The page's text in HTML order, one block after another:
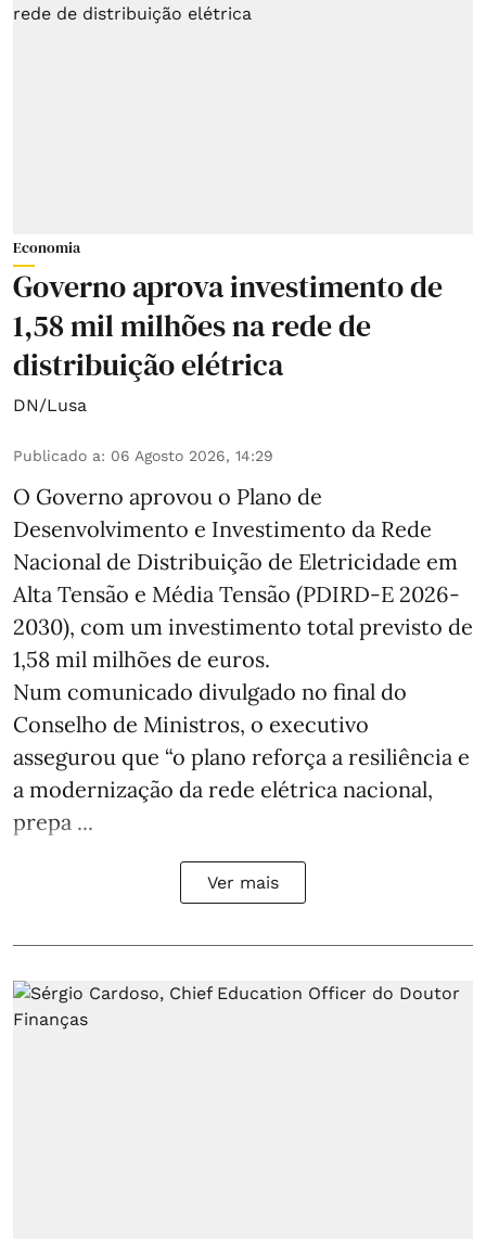
Economia
Governo aprova investimento de
1,58 mil milhões na rede de
distribuição elétrica
DN/Lusa
Publicado a: 06 Agosto 2026, 14:29
O Governo aprovou o Plano de
Desenvolvimento e Investimento da Rede
Nacional de Distribuição de Eletricidade em
Alta Tensão e Média Tensão (PDIRD-E 2026-
2030), com um investimento total previsto de
1,58 mil milhões de euros.
Num comunicado divulgado no final do
Conselho de Ministros, o executivo
assegurou que “o plano reforça a resiliência e
a modernização da rede elétrica nacional,
prepa ...
Ver mais